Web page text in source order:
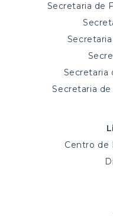
Secretaria de
Secretaria
Secretaria
Centro de